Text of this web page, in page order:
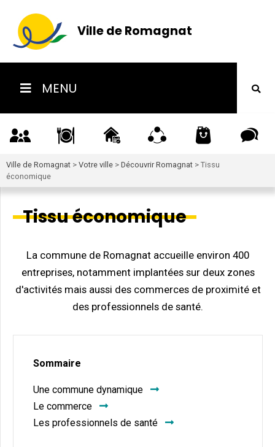
Ville de Romagnat
MENU
Ville de Romagnat > Votre ville > Découvrir Romagnat > Tissu
économique
Tissu économique
La commune de Romagnat accueille environ 400
entreprises, notamment implantées sur deux zones
d'activités mais aussi des commerces de proximité et
des professionnels de santé.
Sommaire
Une commune dynamique
Le commerce
Les professionnels de santé